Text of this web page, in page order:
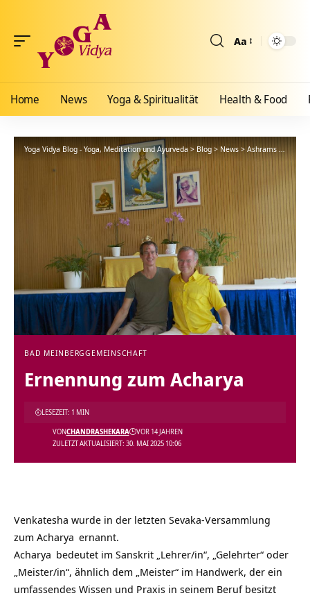
Aa
Home News Yoga & Spiritualität Health & Food
Yoga Vidya Blog - Yoga, Meditation und Ayurveda> Blog>News > Ashrams> Bad
BAD MEINBERGGEMEINSCHAFT
Ernennung zum Acharya
ZULETZT AKTUALISIERT: 30. MAI 2025 10:06
VONCHANDRASHEKARA VOR 14 JAHREN
LESEZEIT: 1 MIN
Venkatesha wurde in der letzten Sevaka-Versammlung
zum Acharya ernannt.
Acharya bedeutet im Sanskrit „Lehrer/in“, „Gelehrter“ oder
„Meister/in“, ähnlich dem „Meister“ im Handwerk, der ein
umfassendes Wissen und Praxis in seinem Beruf besitzt